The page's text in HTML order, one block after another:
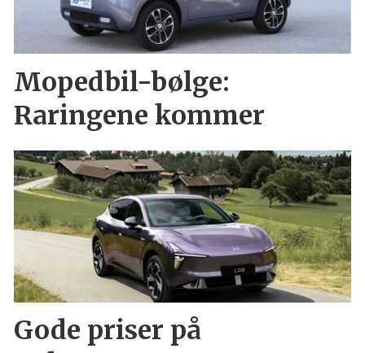
Mopedbil-bølge:
Raringene kommer
Gode priser på